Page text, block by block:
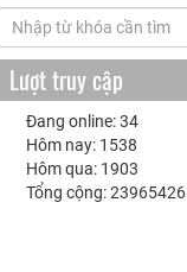
Lượt truy cập
Đang online: 34
Hôm nay: 1538
Hôm qua: 1903
Tổng cộng: 23965426